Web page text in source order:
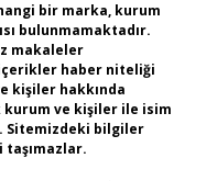
bir marka, kurum
bulunmamaktadır.
makaleler
haber niteliği
kişiler hakkında
kurum ve kişiler ile isim
Sitemizdeki bilgiler